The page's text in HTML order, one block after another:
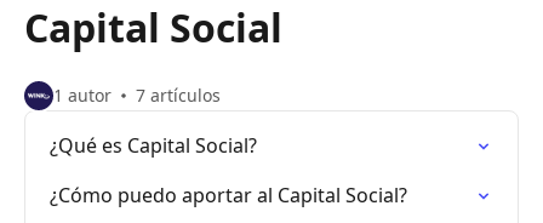
Capital Social
1 autor 7 artículos
¿Qué es Capital Social?
¿Cómo puedo aportar al Capital Social?